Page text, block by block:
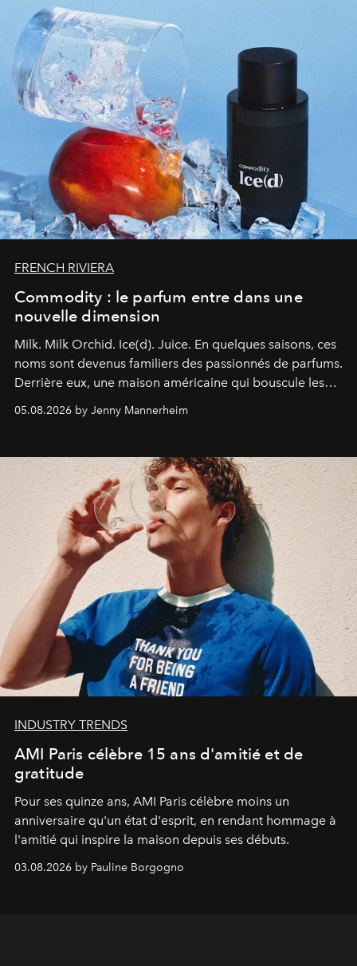
FRENCH RIVIERA
Commodity : le parfum entre dans une
nouvelle dimension
Milk. Milk Orchid. Ice(d). Juice. En quelques saisons, ces
noms sont devenus familiers des passionnés de parfums.
Derrière eux, une maison américaine qui bouscule les
une approche aussi intuitive que personnelle :
05.08.2026 by Jenny Mannerheim
INDUSTRY TRENDS
AMI Paris célèbre 15 ans d'amitié et de
gratitude
Pour ses quinze ans, AMI Paris célèbre moins un
anniversaire qu'un état d'esprit, en rendant hommage à
l'amitié qui inspire la maison depuis ses débuts.
03.08.2026 by Pauline Borgogno